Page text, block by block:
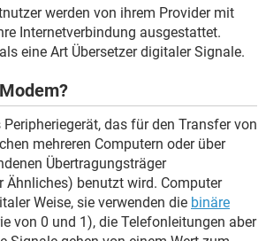
HARDWARE
werden von ihrem Provider mit
Internetverbindung ausgestattet.
eine Art Übersetzer digitaler Signale.
Peripheriegerät, das für den Transfer von
mehreren Computern oder über
Übertragungsträger
Ähnliches) benutzt wird. Computer
Weise, sie verwenden die binäre
von 0 und 1), die Telefonleitungen aber